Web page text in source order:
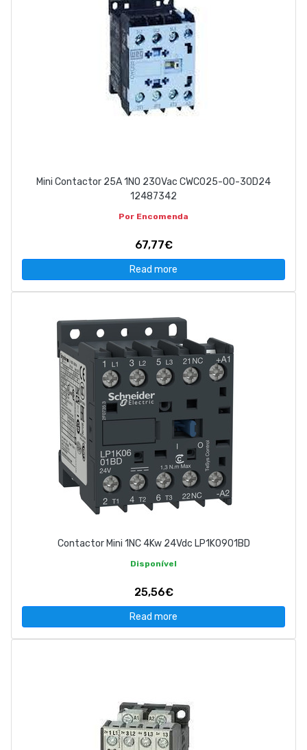
Mini Contactor 25A 1NO 230Vac CWC025-00-30D24
12487342
Por Encomenda
67,77€
Read more
Contactor Mini 1NC 4Kw 24Vdc LP1K0901BD
Disponível
25,56€
Read more